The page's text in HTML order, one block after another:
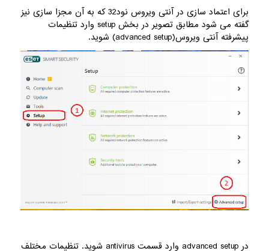
برای اعتماد سازی در آنتی ویروس نود32 که به آن مجزا سازی نیز
گفته می شود مطابق تصویر در بخش setup وارد تنظیمات
پیشرفته آنتی ویروس(advanced setup) شوید.
در advanced setup وارد قسمت antivirus شوید. تنظیمات مختلف